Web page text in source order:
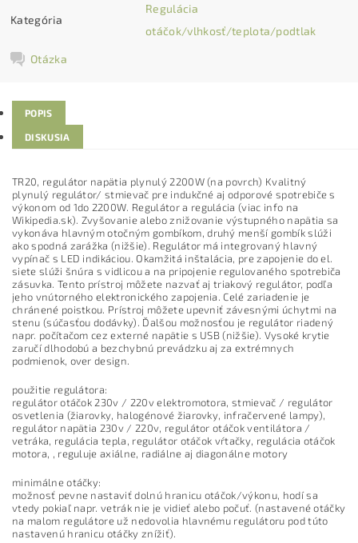
Kategória
Regulácia
otáčok/vlhkosť/teplota/podtlak
Otázka
POPIS
DISKUSIA
TR20, regulátor napätia plynulý 2200W (na povrch) Kvalitný
plynulý regulátor/ stmievač pre indukčné aj odporové spotrebiče s
výkonom od 1do 2200W. Regulátor a regulácia (viac info na
Wikipedia.sk). Zvyšovanie alebo znižovanie výstupného napätia sa
vykonáva hlavným otočným gombíkom, druhý menší gombík slúži
ako spodná zarážka (nižšie). Regulátor má integrovaný hlavný
vypínač s LED indikáciou. Okamžitá inštalácia, pre zapojenie do el.
siete slúži šnúra s vidlicou a na pripojenie regulovaného spotrebiča
zásuvka. Tento prístroj môžete nazvať aj triakový regulátor, podľa
jeho vnútorného elektronického zapojenia. Celé zariadenie je
chránené poistkou. Prístroj môžete upevniť závesnými úchytmi na
stenu (súčasťou dodávky). Ďalšou možnosťou je regulátor riadený
napr. počítačom cez externé napätie s USB (nižšie). Vysoké krytie
zaručí dlhodobú a bezchybnú prevádzku aj za extrémnych
podmienok, over design.
použitie regulátora:
regulátor otáčok 230v / 220v elektromotora, stmievač / regulátor
osvetlenia (žiarovky, halogénové žiarovky, infračervené lampy),
regulátor napätia 230v / 220v, regulátor otáčok ventilátora /
vetráka, regulácia tepla, regulátor otáčok vŕtačky, regulácia otáčok
motora, , reguluje axiálne, radiálne aj diagonálne motory
minimálne otáčky:
možnosť pevne nastaviť dolnú hranicu otáčok/výkonu, hodí sa
vtedy pokiaľ napr. vetrák nie je vidieť alebo počuť. (nastavené otáčky
na malom regulátore už nedovolia hlavnému regulátoru pod túto
nastavenú hranicu otáčky znížiť).